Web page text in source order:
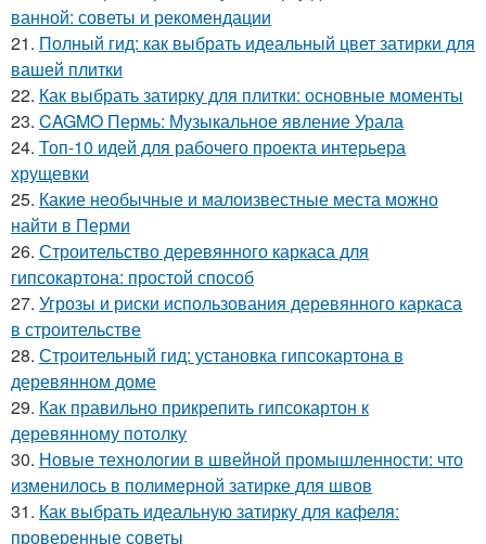
ванной: советы и рекомендации
21. Полный гид: как выбрать идеальный цвет затирки для
вашей плитки
22. Как выбрать затирку для плитки: основные моменты
23. CAGMO Пермь: Музыкальное явление Урала
24. Топ-10 идей для рабочего проекта интерьера
хрущевки
25. Какие необычные и малоизвестные места можно
найти в Перми
26. Строительство деревянного каркаса для
гипсокартона: простой способ
27. Угрозы и риски использования деревянного каркаса
в строительстве
28. Строительный гид: установка гипсокартона в
деревянном доме
29. Как правильно прикрепить гипсокартон к
деревянному потолку
30. Новые технологии в швейной промышленности: что
изменилось в полимерной затирке для швов
31. Как выбрать идеальную затирку для кафеля:
проверенные советы